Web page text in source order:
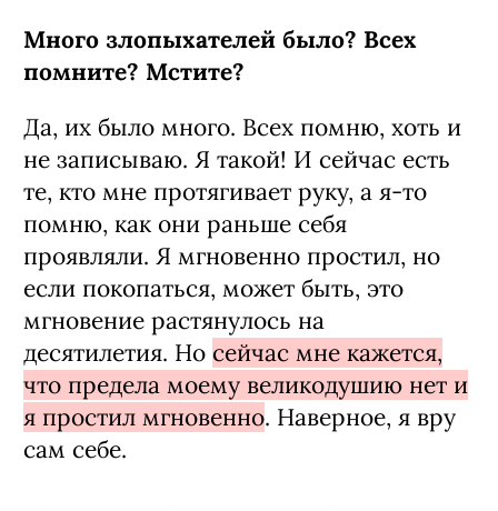
Много злопыхателей было? Всех
пом­ните? Мстите?
Да, их было много. Всех помню, хоть и
не записываю. Я такой! И сейчас есть
те, кто мне протягивает руку, а я-то
помню, как они раньше себя
проявляли. Я мгновенно простил, но
если покопаться, может быть, это
мгновение растянулось на
десятилетия. Но сейчас мне кажется,
что предела моему великодушию нет и
я простил мгновенно. Наверное, я вру
сам себе.